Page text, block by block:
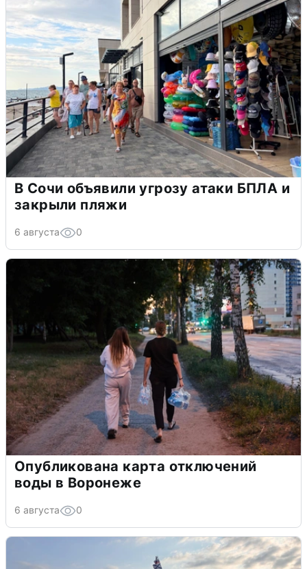
В Сочи объявили угрозу атаки БПЛА и
закрыли пляжи
6 августа 0
Опубликована карта отключений
воды в Воронеже
6 августа 0